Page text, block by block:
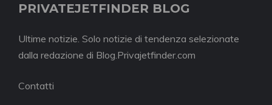
PRIVATEJETFINDER BLOG
Ultime notizie. Solo notizie di tendenza selezionate
dalla redazione di Blog.Privajetfinder.com
Contatti